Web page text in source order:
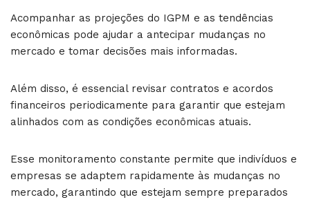
Acompanhar as projeções do IGPM e as tendências
econômicas pode ajudar a antecipar mudanças no
mercado e tomar decisões mais informadas.
Além disso, é essencial revisar contratos e acordos
financeiros periodicamente para garantir que estejam
alinhados com as condições econômicas atuais.
Esse monitoramento constante permite que indivíduos e
empresas se adaptem rapidamente às mudanças no
mercado, garantindo que estejam sempre preparados